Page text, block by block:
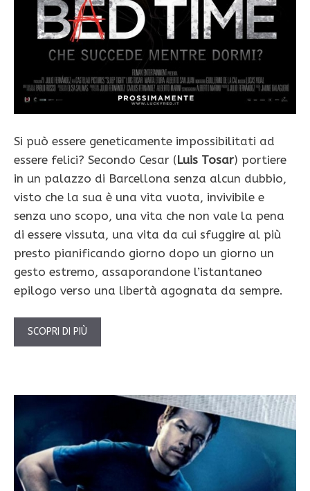
Si può essere geneticamente impossibilitati ad
essere felici? Secondo Cesar (Luis Tosar) portiere
in un palazzo di Barcellona senza alcun dubbio,
visto che la sua è una vita vuota, invivibile e
senza uno scopo, una vita che non vale la pena
di essere vissuta, una vita da cui sfuggire al più
presto pianificando giorno dopo un giorno un
gesto estremo, assaporandone l’istantaneo
epilogo verso una libertà agognata da sempre.
SCOPRI DI PIÙ